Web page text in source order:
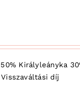
Királyleányka
díj